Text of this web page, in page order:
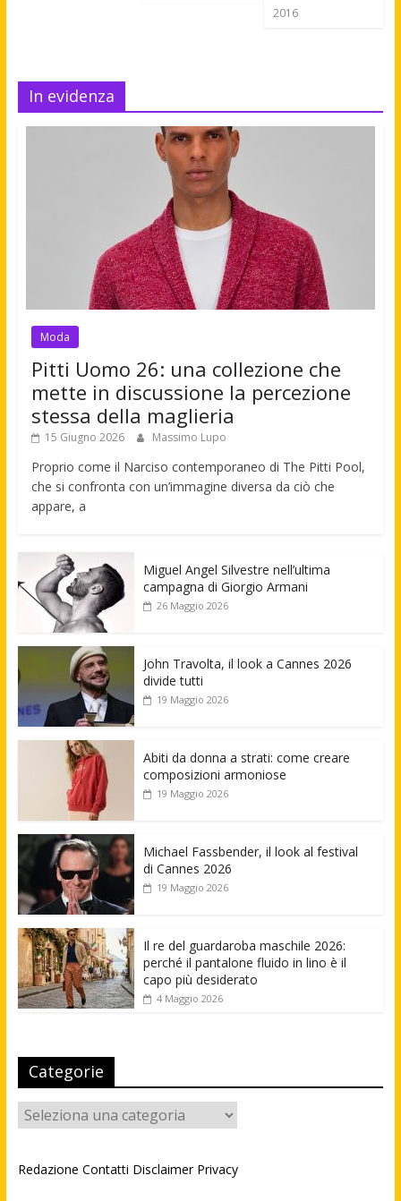
2016
In evidenza
Moda
Pitti Uomo 26: una collezione che
mette in discussione la percezione
stessa della maglieria
15 Giugno 2026 Massimo Lupo
Proprio come il Narciso contemporaneo di The Pitti Pool,
che si confronta con un’immagine diversa da ciò che
appare, a
Miguel Angel Silvestre nell’ultima
campagna di Giorgio Armani
26 Maggio 2026
John Travolta, il look a Cannes 2026
divide tutti
19 Maggio 2026
Abiti da donna a strati: come creare
composizioni armoniose
19 Maggio 2026
Michael Fassbender, il look al festival
di Cannes 2026
19 Maggio 2026
Il re del guardaroba maschile 2026:
perché il pantalone fluido in lino è il
capo più desiderato
4 Maggio 2026
Categorie
Categorie
Redazione Contatti Disclaimer Privacy